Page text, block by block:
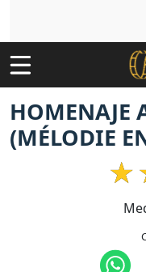
HOMENAJE
(MÉLODIE